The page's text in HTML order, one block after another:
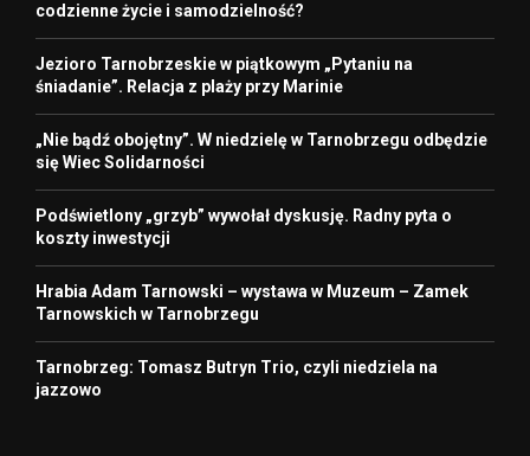
codzienne życie i samodzielność?
Jezioro Tarnobrzeskie w piątkowym „Pytaniu na
śniadanie”. Relacja z plaży przy Marinie
„Nie bądź obojętny”. W niedzielę w Tarnobrzegu odbędzie
się Wiec Solidarności
Podświetlony „grzyb” wywołał dyskusję. Radny pyta o
koszty inwestycji
Hrabia Adam Tarnowski – wystawa w Muzeum – Zamek
Tarnowskich w Tarnobrzegu
Tarnobrzeg: Tomasz Butryn Trio, czyli niedziela na
jazzowo